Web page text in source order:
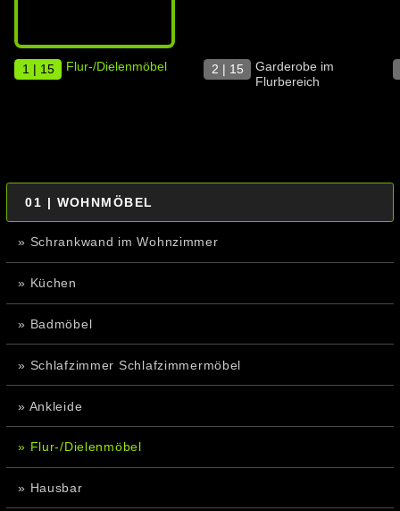
1 | 15 Flur-/Dielenmöbel 2 | 15
Garderobe im
Flurbereich
01 | WOHNMÖBEL
» Schrankwand im Wohnzimmer
» Küchen
» Badmöbel
» Schlafzimmer Schlafzimmermöbel
» Ankleide
» Flur-/Dielenmöbel
» Hausbar